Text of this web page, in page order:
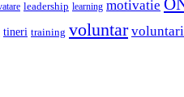
leadership learning motivatie
tineri training voluntar voluntari